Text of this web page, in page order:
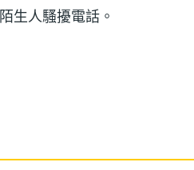
生人騷擾電話。
訊並撥出電話給家長
插入其他 SIM 卡將無